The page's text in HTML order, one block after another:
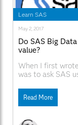
Learn SAS
May 2, 2017
Do SAS Big
value?
When I first
was to ask SAS
Survey Plus Big
overwhelming
Now that the
Read More